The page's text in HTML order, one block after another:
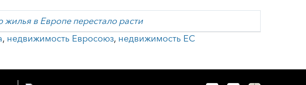
жилья в Европе перестало расти
, недвижимость Евросоюз, недвижимость ЕС